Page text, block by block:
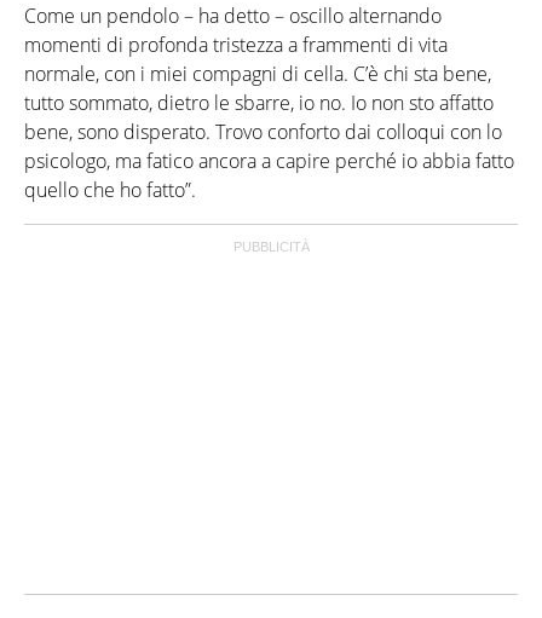
Come un pendolo – ha detto – oscillo alternando
momenti di profonda tristezza a frammenti di vita
normale, con i miei compagni di cella. C’è chi sta bene,
tutto sommato, dietro le sbarre, io no. Io non sto affatto
bene, sono disperato. Trovo conforto dai colloqui con lo
psicologo, ma fatico ancora a capire perché io abbia fatto
quello che ho fatto”.